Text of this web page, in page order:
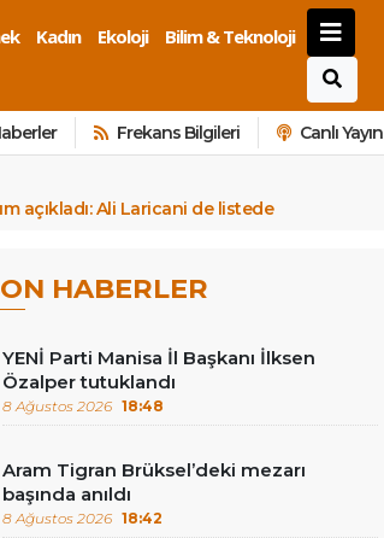
Kadın Ekoloji
Bilim & Teknoloji
Frekans Bilgileri Canlı Yayın
açıkladı: Ali Laricani de listede
HABERLER
YENİ Parti Manisa İl Başkanı İlksen
Özalper tutuklandı
8 Ağustos 2026 18:48
Aram Tigran Brüksel’deki mezarı
başında anıldı
8 Ağustos 2026 18:42